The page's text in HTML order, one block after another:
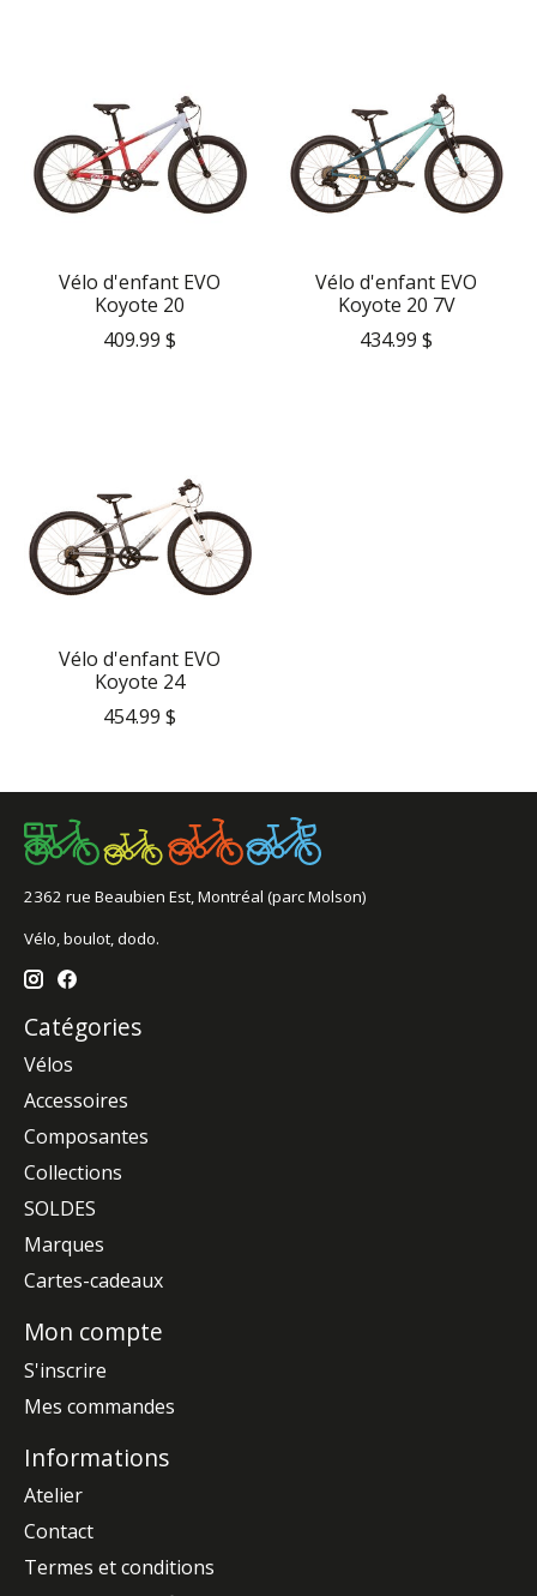
Vélo d'enfant EVO
Koyote 20
409.99 $
Vélo d'enfant EVO
Koyote 20 7V
434.99 $
Vélo d'enfant EVO
Koyote 24
454.99 $
2362 rue Beaubien Est, Montréal (parc Molson)
Vélo, boulot, dodo.
Catégories
Vélos
Accessoires
Composantes
Collections
SOLDES
Marques
Cartes-cadeaux
Mon compte
S'inscrire
Mes commandes
Informations
Atelier
Contact
Termes et conditions